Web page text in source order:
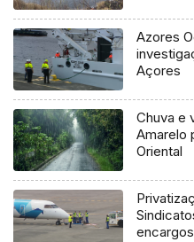
Azores
Açores
Chuva e
Amarelo
Oriental
encargos